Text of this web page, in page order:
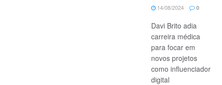
14/08/2024 0
Davi Brito adia
carreira médica
para focar em
novos projetos
como influenciador
digital